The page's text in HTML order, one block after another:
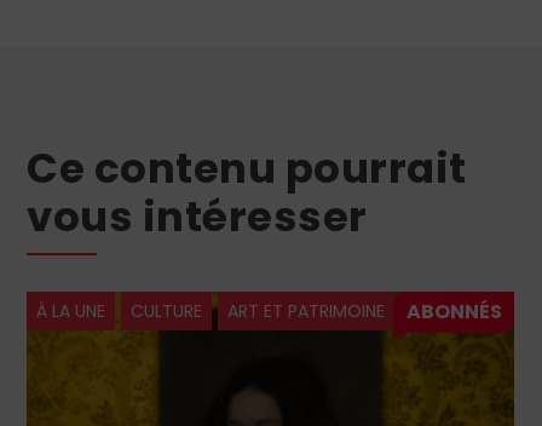
Ce contenu pourrait
vous intéresser
À LA UNE CULTURE ART ET PATRIMOINE